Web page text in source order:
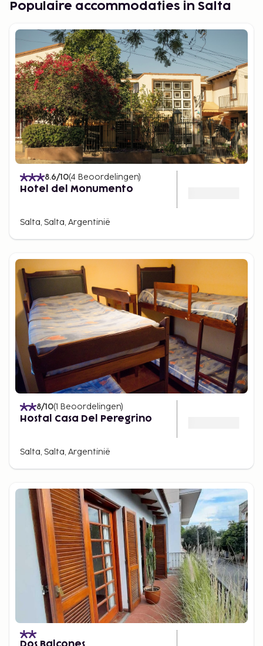
Populaire accommodaties in Salta
8.6/10(4 Beoordelingen)
Hotel del Monumento
Salta, Salta, Argentinië
8/10(1 Beoordelingen)
Hostal Casa Del Peregrino
Salta, Salta, Argentinië